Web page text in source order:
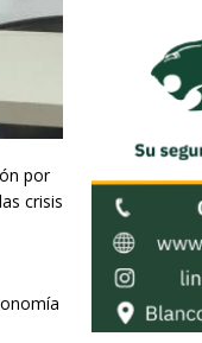
por
crisis